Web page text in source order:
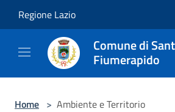
Regione Lazio
Comune di
Fiumerapido
Home > Ambiente e Territorio